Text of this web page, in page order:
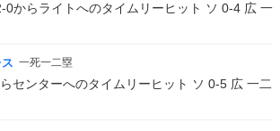
0からライトへのタイムリーヒット ソ 0-4 広 一
一死一二塁
センターへのタイムリーヒット ソ 0-5 広 一二